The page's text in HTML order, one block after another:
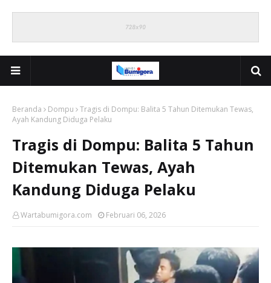
Beranda Dompu
Tragis di Dompu: Balita 5 Tahun Ditemukan Tewas,
Ayah Kandung Diduga Pelaku
Tragis di Dompu: Balita 5 Tahun
Ditemukan Tewas, Ayah
Kandung Diduga Pelaku
Wartabumigora.com Februari 06, 2026